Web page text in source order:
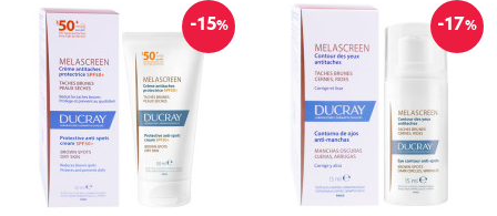
-15% -17%